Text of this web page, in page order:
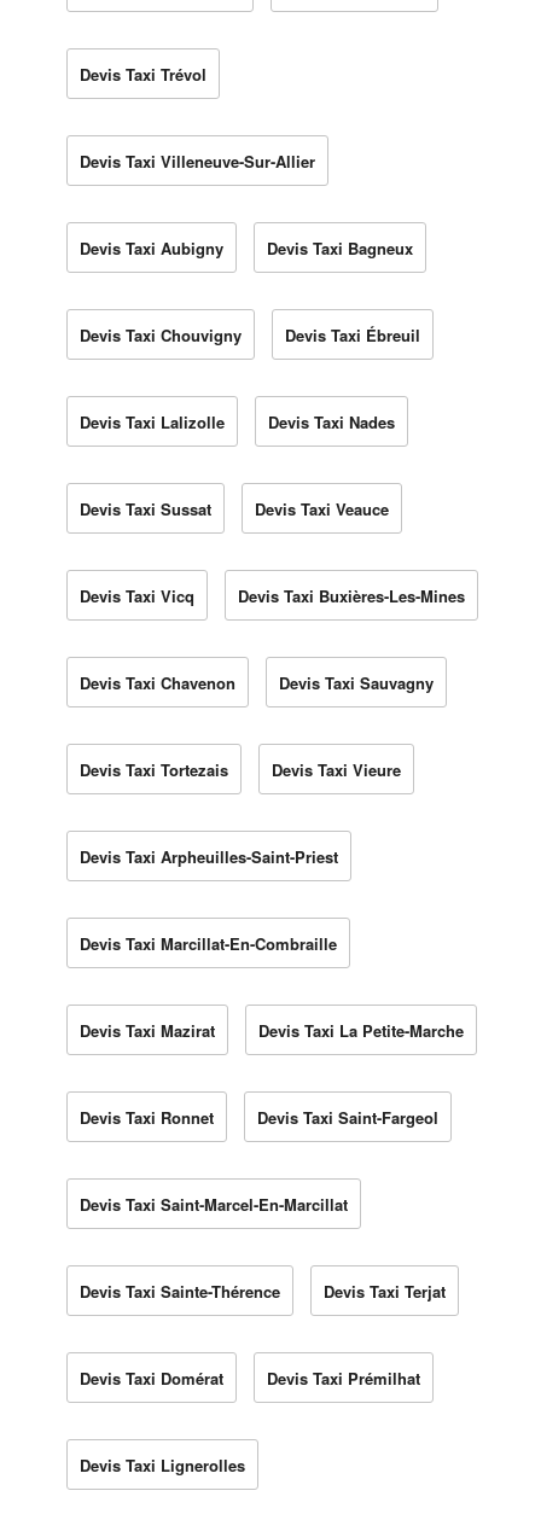
Devis Taxi Trévol
Devis Taxi Villeneuve-Sur-Allier
Devis Taxi Aubigny Devis Taxi Bagneux
Devis Taxi Chouvigny Devis Taxi Ébreuil
Devis Taxi Lalizolle Devis Taxi Nades
Devis Taxi Sussat Devis Taxi Veauce
Devis Taxi Vicq Devis Taxi Buxières-Les-Mines
Devis Taxi Chavenon Devis Taxi Sauvagny
Devis Taxi Tortezais Devis Taxi Vieure
Devis Taxi Arpheuilles-Saint-Priest
Devis Taxi Marcillat-En-Combraille
Devis Taxi Mazirat Devis Taxi La Petite-Marche
Devis Taxi Ronnet Devis Taxi Saint-Fargeol
Devis Taxi Saint-Marcel-En-Marcillat
Devis Taxi Sainte-Thérence Devis Taxi Terjat
Devis Taxi Domérat Devis Taxi Prémilhat
Devis Taxi Lignerolles